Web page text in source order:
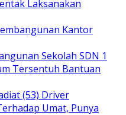
Laksanakan
Kantor
Sekolah SDN 1
Tersentuh Bantuan
(53) Driver
Umat, Punya